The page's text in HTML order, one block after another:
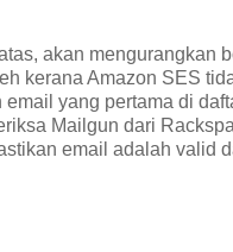
akan mengurangkan
kerana Amazon SES
email yang pertama di
Mailgun dari
email adalah valid